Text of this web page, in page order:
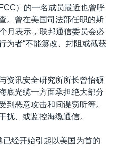
）的一名成员最近也曾呼
。曾在美国司法部任职的斯
月表示，联邦通信委员会必
为者“不能篡改、封阻或截获
资讯安全研究所所长曾怡硕
底光缆一方面承担绝大部分
到恶意攻击和间谍窃听等。
扰、或监控海缆通信。
已经开始引起以美国为首的